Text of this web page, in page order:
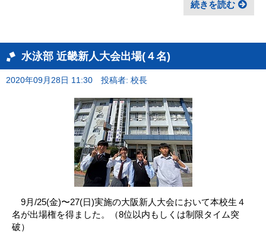
続きを読む
水泳部 近畿新人大会出場(４名)
2020年09月28日 11:30 投稿者: 校長
9月/25(金)〜27(日)実施の大阪新人大会において本校生４
名が出場権を得ました。（8位以内もしくは制限タイム突
破）